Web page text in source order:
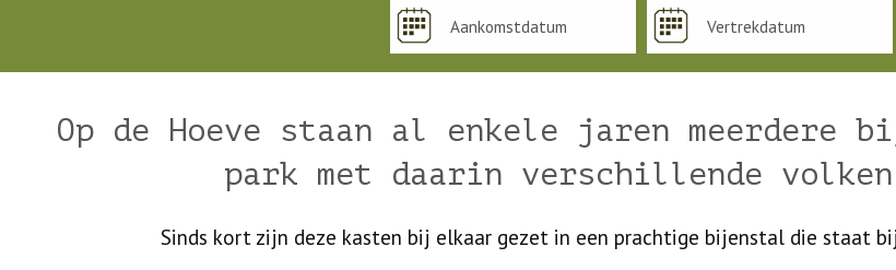
Op de Hoeve staan al enkele jaren meerdere
park met daarin verschillende
Sinds kort zijn deze kasten bij elkaar gezet in een prachtige bijenstal die staat